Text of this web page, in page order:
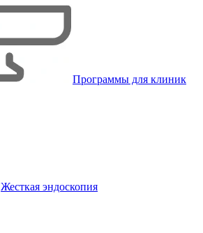
Программы для клиник
Жесткая эндоскопия